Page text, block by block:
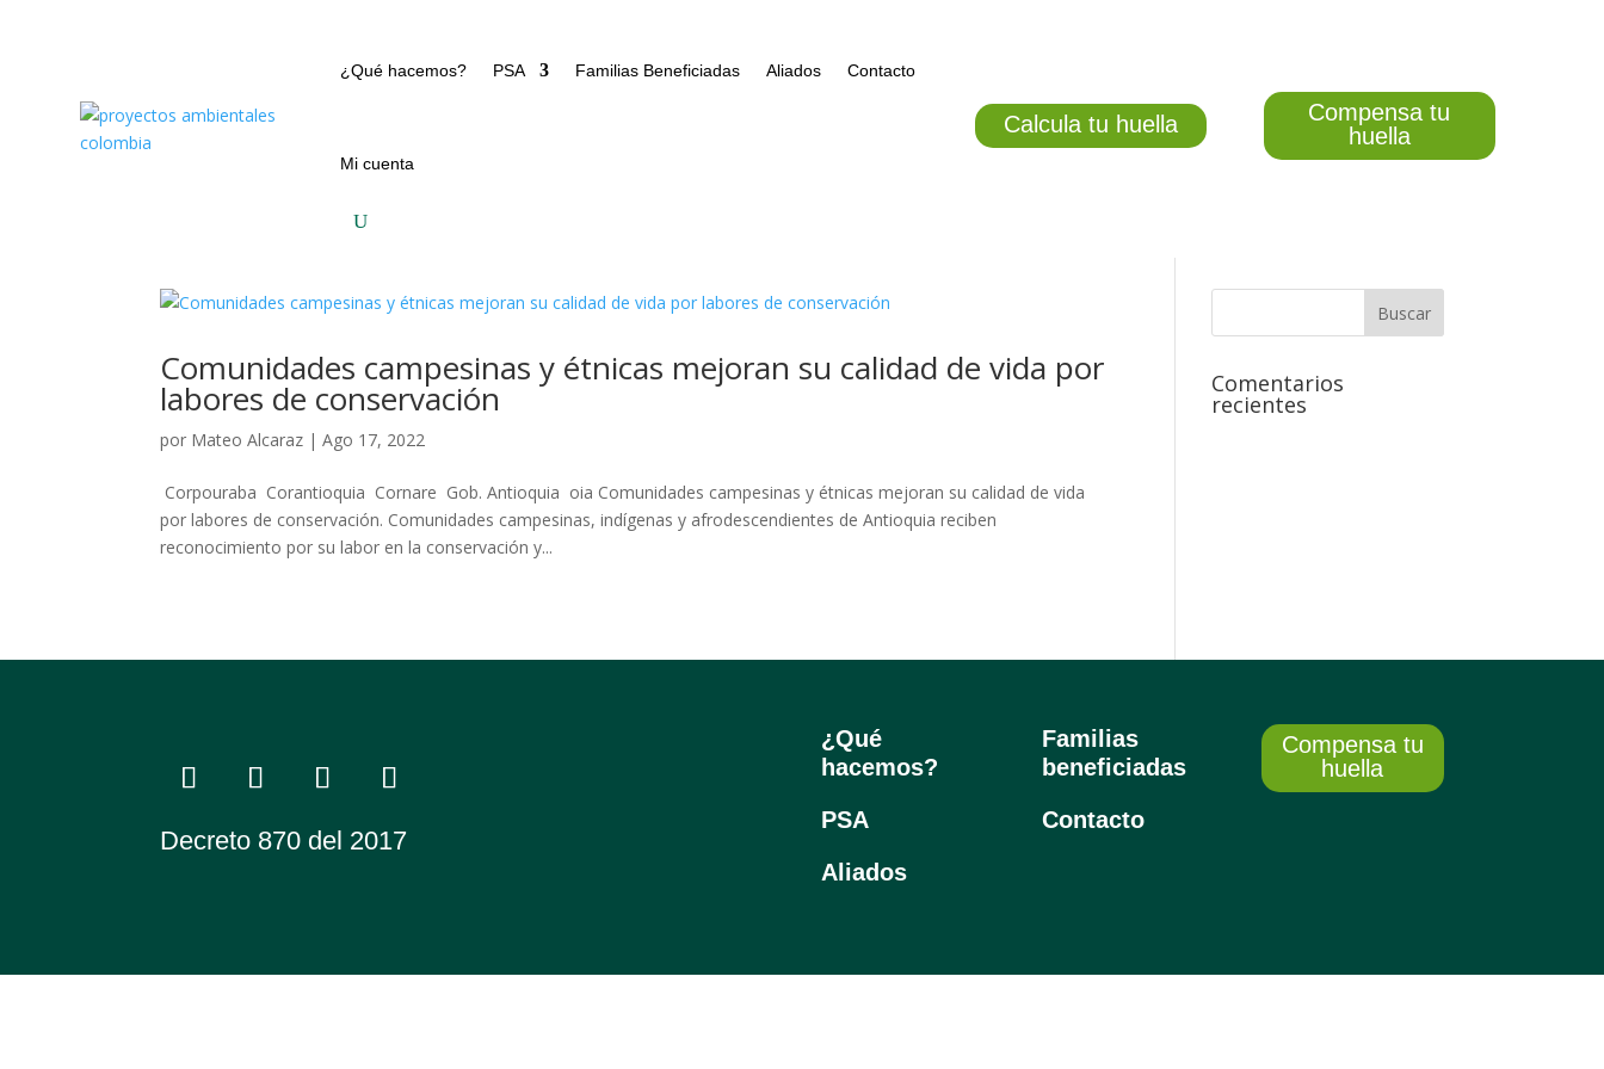
¿Qué hacemos? PSA Familias Beneficiadas Aliados Contacto
Mi cuenta
Calcula tu huella
Compensa tu
huella
Comunidades campesinas y étnicas mejoran su calidad de vida por
labores de conservación
por Mateo Alcaraz |Ago 17, 2022
Corpouraba Corantioquia Cornare Gob. Antioquia oia Comunidades campesinas y étnicas mejoran su calidad de vida
por labores de conservación. Comunidades campesinas, indígenas y afrodescendientes de Antioquia reciben
reconocimiento por su labor en la conservación y...
Comentarios
recientes
Decreto 870 del 2017
¿Qué
hacemos?
PSA
Aliados
Familias
beneficiadas
Contacto
Compensa tu
huella